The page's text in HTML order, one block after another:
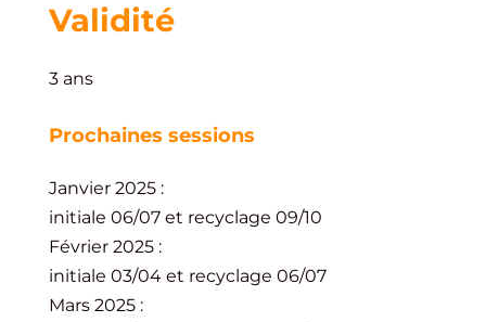
Validité
3 ans
Prochaines sessions
Janvier 2025 :
initiale 06/07 et recyclage 09/10
Février 2025 :
initiale 03/04 et recyclage 06/07
Mars 2025 :